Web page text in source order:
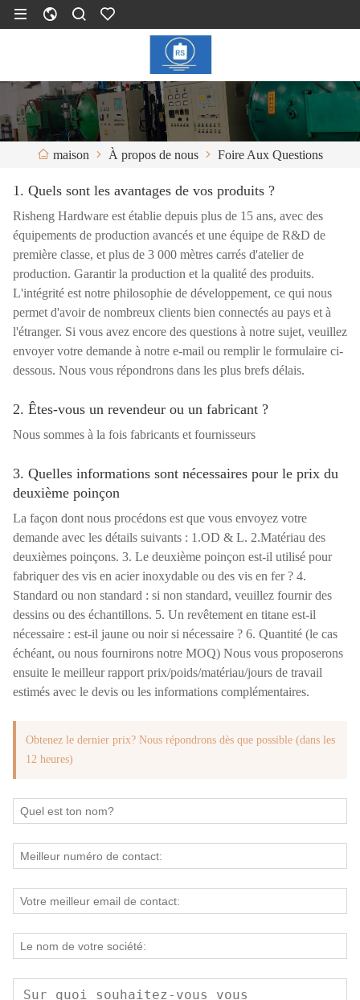
maison À propos de nous Foire Aux Questions
1. Quels sont les avantages de vos produits ?
Risheng Hardware est établie depuis plus de 15 ans, avec des
équipements de production avancés et une équipe de R&D de
première classe, et plus de 3 000 mètres carrés d'atelier de
production. Garantir la production et la qualité des produits.
L'intégrité est notre philosophie de développement, ce qui nous
permet d'avoir de nombreux clients bien connectés au pays et à
l'étranger. Si vous avez encore des questions à notre sujet, veuillez
envoyer votre demande à notre e-mail ou remplir le formulaire ci-
dessous. Nous vous répondrons dans les plus brefs délais.
2. Êtes-vous un revendeur ou un fabricant ?
Nous sommes à la fois fabricants et fournisseurs
3. Quelles informations sont nécessaires pour le prix du
deuxième poinçon
La façon dont nous procédons est que vous envoyez votre
demande avec les détails suivants : 1.OD & L. 2.Matériau des
deuxièmes poinçons. 3. Le deuxième poinçon est-il utilisé pour
fabriquer des vis en acier inoxydable ou des vis en fer ? 4.
Standard ou non standard : si non standard, veuillez fournir des
dessins ou des échantillons. 5. Un revêtement en titane est-il
nécessaire : est-il jaune ou noir si nécessaire ? 6. Quantité (le cas
échéant, ou nous fournirons notre MOQ) Nous vous proposerons
ensuite le meilleur rapport prix/poids/matériau/jours de travail
estimés avec le devis ou les informations complémentaires.
Obtenez le dernier prix? Nous répondrons dès que possible (dans les
12 heures)